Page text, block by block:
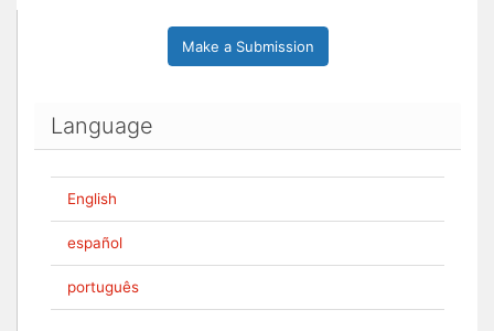
Make a Submission
Language
English
español
português